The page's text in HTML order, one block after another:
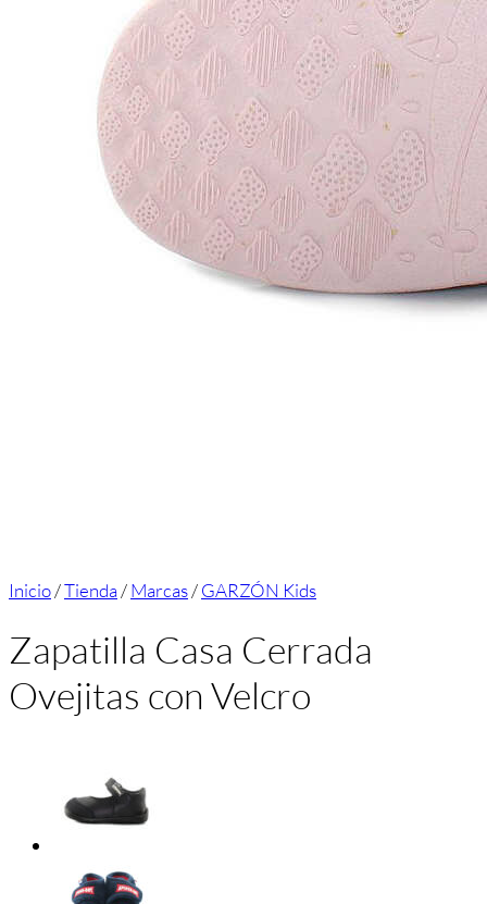
Inicio/Tienda/Marcas/GARZÓN Kids
Zapatilla Casa Cerrada
Ovejitas con Velcro